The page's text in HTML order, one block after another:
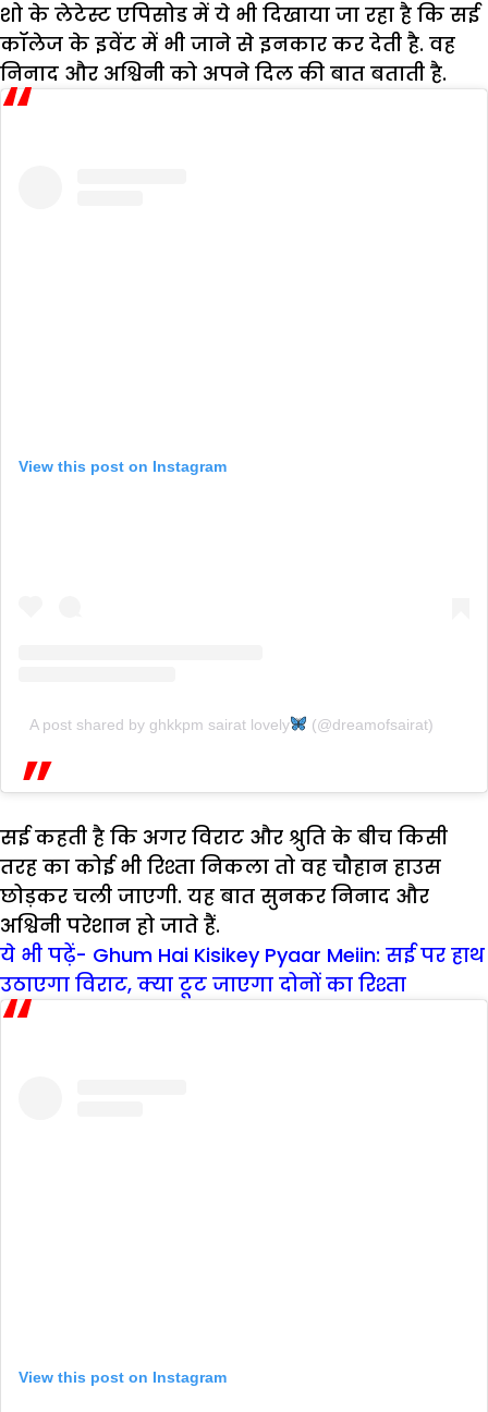
शो के लेटेस्ट एपिसोड में ये भी दिखाया जा रहा है कि सई
कॉलेज के इवेंट में भी जाने से इनकार कर देती है. वह
निनाद और अश्विनी को अपने दिल की बात बताती है.
View this post on Instagram
A post shared by ghkkpm sairat lovely (@dreamofsairat)
सई कहती है कि अगर विराट और श्रुति के बीच किसी
तरह का कोई भी रिश्ता निकला तो वह चौहान हाउस
छोड़कर चली जाएगी. यह बात सुनकर निनाद और
अश्विनी परेशान हो जाते हैं.
ये भी पढ़ें- Ghum Hai Kisikey Pyaar Meiin: सई पर हाथ
उठाएगा विराट, क्या टूट जाएगा दोनों का रिश्ता
View this post on Instagram